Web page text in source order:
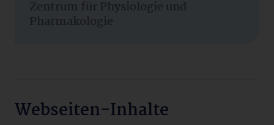
Zentrum für Physiologie und
Pharmakologie
Webseiten-Inhalte